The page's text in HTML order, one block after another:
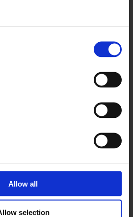
Allow all
selection
til